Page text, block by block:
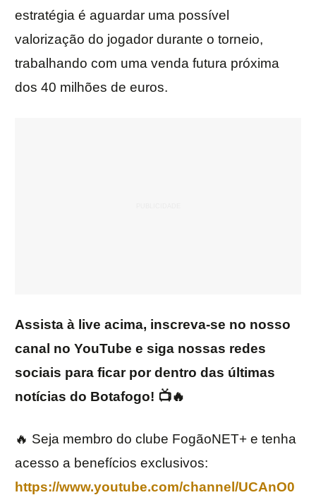
estratégia é aguardar uma possível
valorização do jogador durante o torneio,
trabalhando com uma venda futura próxima
dos 40 milhões de euros.
Assista à live acima, inscreva-se no nosso
canal no YouTube e siga nossas redes
sociais para ficar por dentro das últimas
notícias do Botafogo! 📺🔥
🔥 Seja membro do clube FogãoNET+ e tenha
acesso a benefícios exclusivos:
https://www.youtube.com/channel/UCAnO0